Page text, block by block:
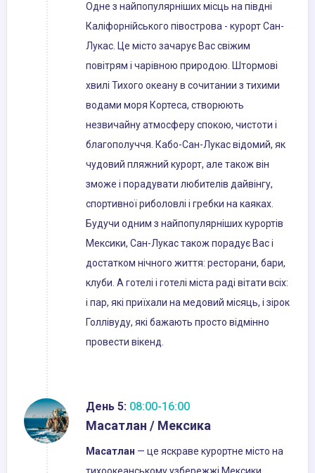
Одне з найпопулярніших місць на півдні
Каліфорнійського півострова - курорт Сан-
Лукас. Це місто зачарує Вас свіжим
повітрям і чарівною природою. Штормові
хвилі Тихого океану в сочитании з тихими
водами моря Кортеса, створюють
незвичайну атмосферу спокою, чистоти і
благополуччя. Кабо-Сан-Лукас відомий, як
чудовий пляжний курорт, але також він
зможе і порадувати любителів дайвінгу,
спортивної риболовлі і гребки на каяках.
Будучи одним з найпопулярніших курортів
Мексики, Сан-Лукас також порадує Вас і
достатком нічного життя: ресторани, бари,
клуби. А готелі і готелі міста раді вітати всіх:
і пар, які приїхали на медовий місяць, і зірок
Голлівуду, які бажають просто відмінно
провести вікенд.
День 5: 08:00-16:00
Масатлан / Мексика
Масатлан — це яскраве курортне місто на